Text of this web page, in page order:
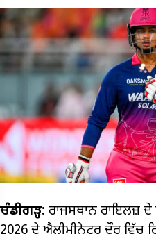
ਚੰਡੀਗੜ੍ਹ: ਰਾਜਸਥਾਨ ਰਾਇਲਜ਼
2026 ਦੇ ਐਲੀਮੀਨੇਟਰ ਦੌਰ ਵਿੱਚ